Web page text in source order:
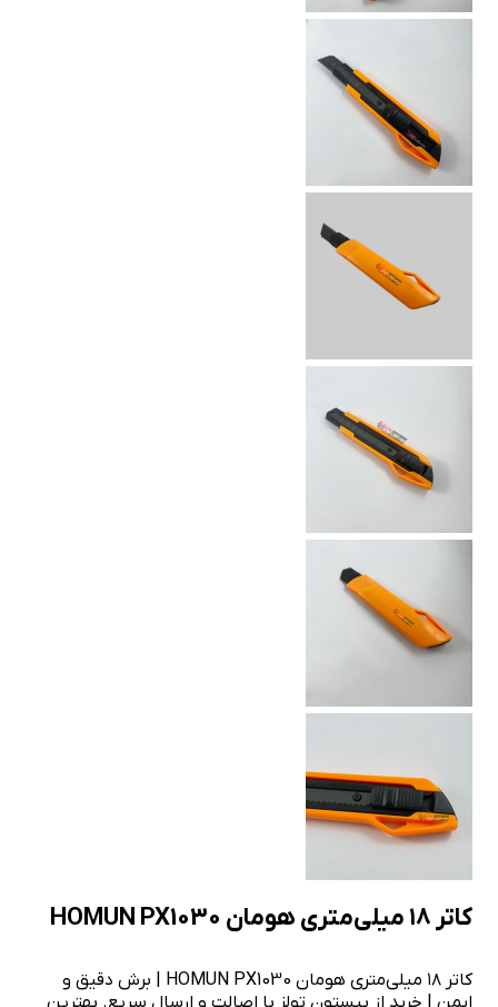
کاتر ۱۸ میلی‌متری هومان HOMUN PX1030
کاتر ۱۸ میلی‌متری هومان HOMUN PX1030 | برش دقیق و
ایمن | خرید از بیستون تولز با اصالت و ارسال سریع. بهترین